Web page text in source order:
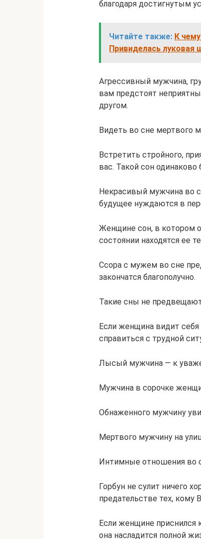
благодаря достигнутым
Читайте также: К
Привиделась луковая
Агрессивный мужчина,
вам предстоят
другом.
Видеть во сне мертвого
Встретить стройного,
вас. Такой сон
Некрасивый мужчина во
будущее нуждаются в
Женщине сон, в котором
состоянии находятся ее
Ссора с мужем во сне
закончатся благополучно.
Такие сны не
Если женщина видит себя
справиться с трудной
Лысый мужчина — к
Мужчина в сорочке
Обнаженного мужчину
Мертвого мужчину на
Интимные отношения во
Горбун не сулит ничего
предательстве тех, кому
Если женщине
она насладится полной